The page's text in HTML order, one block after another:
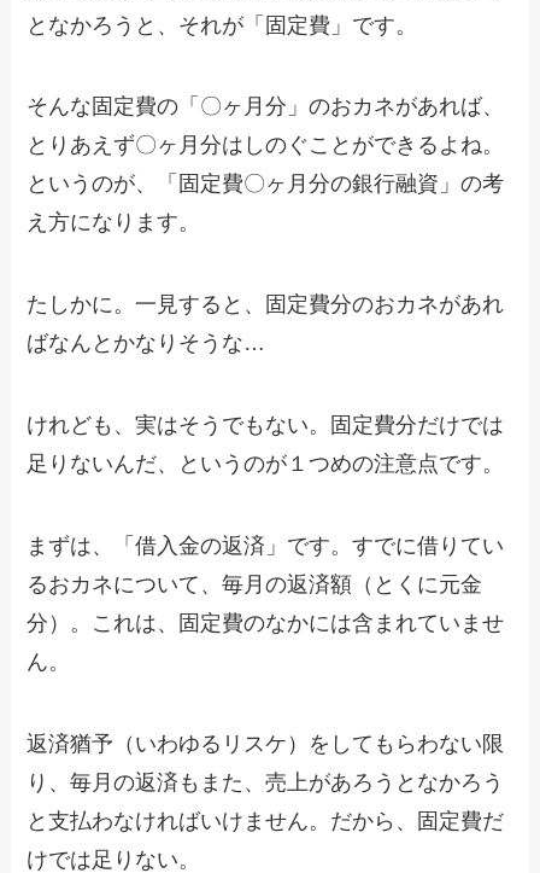
となかろうと、それが「固定費」です。
そんな固定費の「〇ヶ月分」のおカネがあれば、
とりあえず〇ヶ月分はしのぐことができるよね。
というのが、「固定費〇ヶ月分の銀行融資」の考
え方になります。
たしかに。一見すると、固定費分のおカネがあれ
ばなんとかなりそうな…
けれども、実はそうでもない。固定費分だけでは
足りないんだ、というのが１つめの注意点です。
まずは、「借入金の返済」です。すでに借りてい
るおカネについて、毎月の返済額（とくに元金
分）。これは、固定費のなかには含まれていませ
ん。
返済猶予（いわゆるリスケ）をしてもらわない限
り、毎月の返済もまた、売上があろうとなかろう
と支払わなければいけません。だから、固定費だ
けでは足りない。